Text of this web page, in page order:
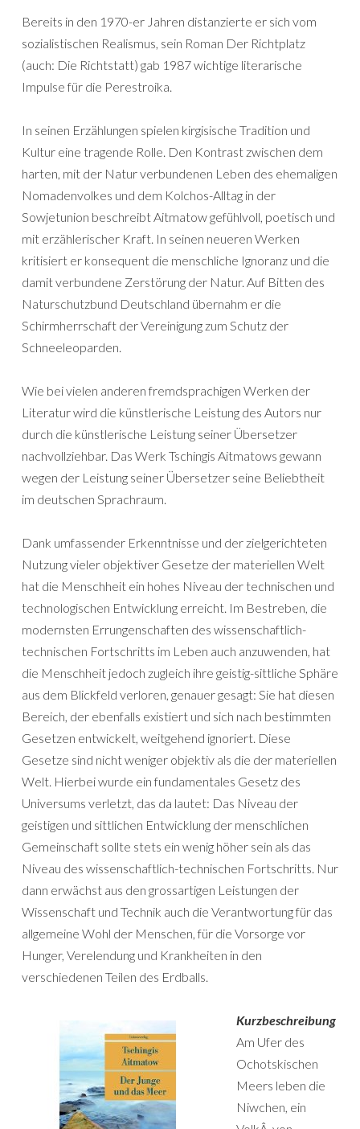
Bereits in den 1970-er Jahren distanzierte er sich vom
sozialistischen Realismus, sein Roman Der Richtplatz
(auch: Die Richtstatt) gab 1987 wichtige literarische
Impulse für die Perestroika.
In seinen Erzählungen spielen kirgisische Tradition und
Kultur eine tragende Rolle. Den Kontrast zwischen dem
harten, mit der Natur verbundenen Leben des ehemaligen
Nomadenvolkes und dem Kolchos-Alltag in der
Sowjetunion beschreibt Aitmatow gefühlvoll, poetisch und
mit erzählerischer Kraft. In seinen neueren Werken
kritisiert er konsequent die menschliche Ignoranz und die
damit verbundene Zerstörung der Natur. Auf Bitten des
Naturschutzbund Deutschland übernahm er die
Schirmherrschaft der Vereinigung zum Schutz der
Schneeleoparden.
Wie bei vielen anderen fremdsprachigen Werken der
Literatur wird die künstlerische Leistung des Autors nur
durch die künstlerische Leistung seiner Übersetzer
nachvollziehbar. Das Werk Tschingis Aitmatows gewann
wegen der Leistung seiner Übersetzer seine Beliebtheit
im deutschen Sprachraum.
Dank umfassender Erkenntnisse und der zielgerichteten
Nutzung vieler objektiver Gesetze der materiellen Welt
hat die Menschheit ein hohes Niveau der technischen und
technologischen Entwicklung erreicht. Im Bestreben, die
modernsten Errungenschaften des wissenschaftlich-
technischen Fortschritts im Leben auch anzuwenden, hat
die Menschheit jedoch zugleich ihre geistig-sittliche Sphäre
aus dem Blickfeld verloren, genauer gesagt: Sie hat diesen
Bereich, der ebenfalls existiert und sich nach bestimmten
Gesetzen entwickelt, weitgehend ignoriert. Diese
Gesetze sind nicht weniger objektiv als die der materiellen
Welt. Hierbei wurde ein fundamentales Gesetz des
Universums verletzt, das da lautet: Das Niveau der
geistigen und sittlichen Entwicklung der menschlichen
Gemeinschaft sollte stets ein wenig höher sein als das
Niveau des wissenschaftlich-technischen Fortschritts. Nur
dann erwächst aus den grossartigen Leistungen der
Wissenschaft und Technik auch die Verantwortung für das
allgemeine Wohl der Menschen, für die Vorsorge vor
Hunger, Verelendung und Krankheiten in den
verschiedenen Teilen des Erdballs.
Kurzbeschreibung
Am Ufer des
Ochotskischen
Meers leben die
Niwchen, ein